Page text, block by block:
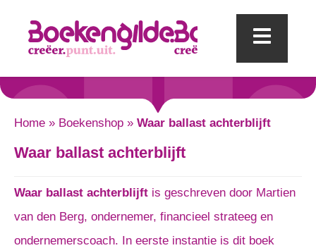
Home » Boekenshop » Waar ballast achterblijft
Waar ballast achterblijft
Waar ballast achterblijft is geschreven door Martien
van den Berg, ondernemer, financieel strateeg en
ondernemerscoach. In eerste instantie is dit boek